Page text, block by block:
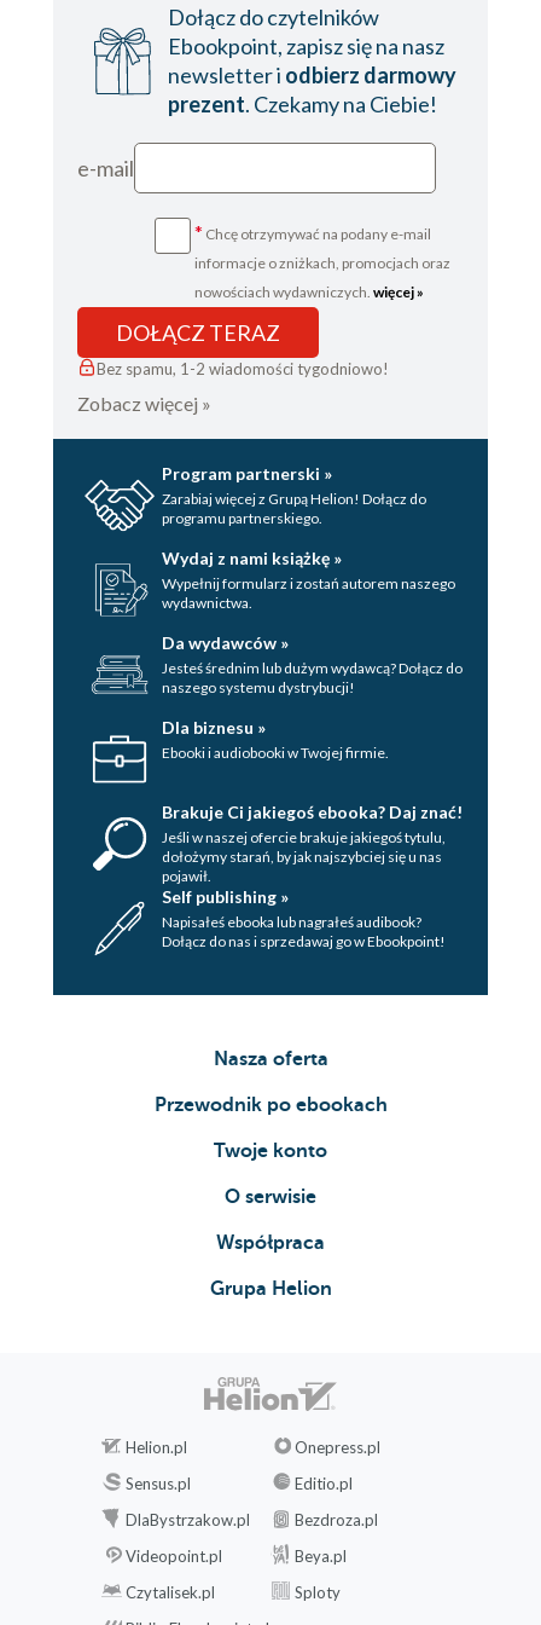
Dołącz do czytelników
Ebookpoint, zapisz się na nasz
newsletter i odbierz darmowy
prezent. Czekamy na Ciebie!
e-mail
* Chcę otrzymywać na podany e-mail
informacje o zniżkach, promocjach oraz
nowościach wydawniczych. więcej »
DOŁĄCZ TERAZ
Bez spamu, 1-2 wiadomości tygodniowo!
Zobacz więcej »
Program partnerski »
Zarabiaj więcej z Grupą Helion! Dołącz do
programu partnerskiego.
Wydaj z nami książkę »
Wypełnij formularz i zostań autorem naszego
wydawnictwa.
Da wydawców »
Jesteś średnim lub dużym wydawcą? Dołącz do
naszego systemu dystrybucji!
Dla biznesu »
Ebooki i audiobooki w Twojej firmie.
Brakuje Ci jakiegoś ebooka? Daj znać!
Jeśli w naszej ofercie brakuje jakiegoś tytulu,
dołożymy starań, by jak najszybciej się u nas
pojawił.
Self publishing »
Napisałeś ebooka lub nagrałeś audibook?
Dołącz do nas i sprzedawaj go w Ebookpoint!
Nasza oferta
Przewodnik po ebookach
Twoje konto
O serwisie
Współpraca
Grupa Helion
Helion.pl
Onepress.pl
Sensus.pl
Editio.pl
DlaBystrzakow.pl
Bezdroza.pl
Videopoint.pl
Beya.pl
Czytalisek.pl
Sploty